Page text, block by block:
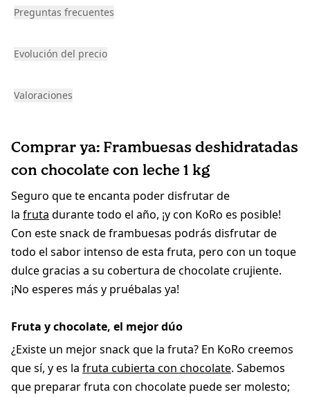
Preguntas frecuentes
Evolución del precio
Valoraciones
Comprar ya: Frambuesas deshidratadas
con chocolate con leche 1 kg
Seguro que te encanta poder disfrutar de
la fruta durante todo el año, ¡y con KoRo es posible!
Con este snack de frambuesas podrás disfrutar de
todo el sabor intenso de esta fruta, pero con un toque
dulce gracias a su cobertura de chocolate crujiente.
¡No esperes más y pruébalas ya!
Fruta y chocolate, el mejor dúo
¿Existe un mejor snack que la fruta? En KoRo creemos
que sí, y es la fruta cubierta con chocolate. Sabemos
que preparar fruta con chocolate puede ser molesto;